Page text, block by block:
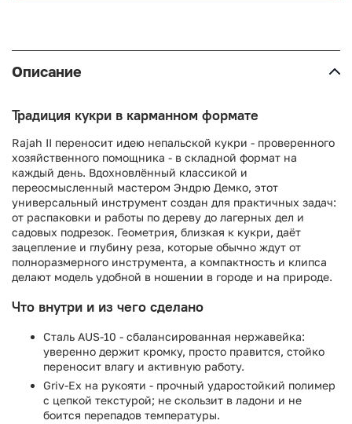
Описание
Традиция кукри в карманном формате
Rajah II переносит идею непальской кукри - проверенного
хозяйственного помощника - в складной формат на
каждый день. Вдохновлённый классикой и
переосмысленный мастером Эндрю Демко, этот
универсальный инструмент создан для практичных задач:
от распаковки и работы по дереву до лагерных дел и
садовых подрезок. Геометрия, близкая к кукри, даёт
зацепление и глубину реза, которые обычно ждут от
полноразмерного инструмента, а компактность и клипса
делают модель удобной в ношении в городе и на природе.
Что внутри и из чего сделано
Сталь AUS-10 - сбалансированная нержавейка:
уверенно держит кромку, просто правится, стойко
переносит влагу и активную работу.
Griv-Ex на рукояти - прочный ударостойкий полимер
с цепкой текстурой; не скользит в ладони и не
боится перепадов температуры.